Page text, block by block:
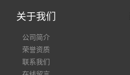
关于我们
公司简介
荣誉资质
联系我们